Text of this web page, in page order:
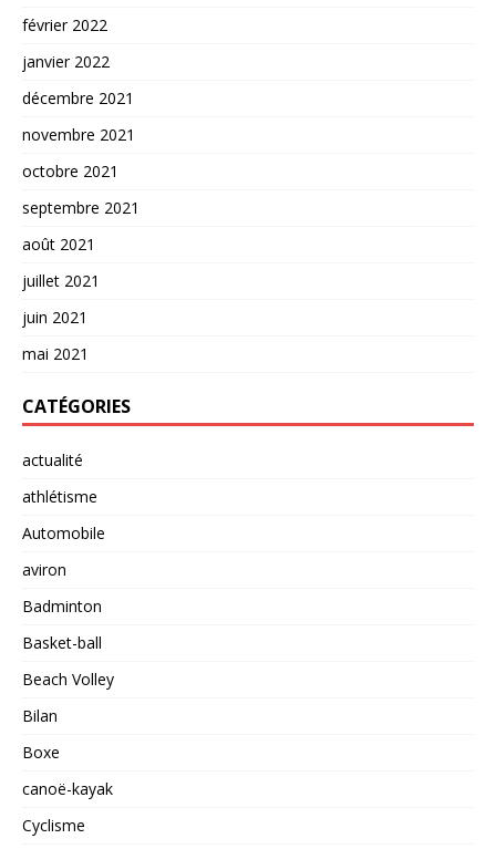
février 2022
janvier 2022
décembre 2021
novembre 2021
octobre 2021
septembre 2021
août 2021
juillet 2021
juin 2021
mai 2021
CATÉGORIES
actualité
athlétisme
Automobile
aviron
Badminton
Basket-ball
Beach Volley
Bilan
Boxe
canoë-kayak
Cyclisme